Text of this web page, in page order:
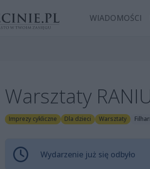
WIADOMOŚCI
Warsztaty
Imprezy cykliczne Dla dzieci Warsztaty
Wydarzenie już się odbyło